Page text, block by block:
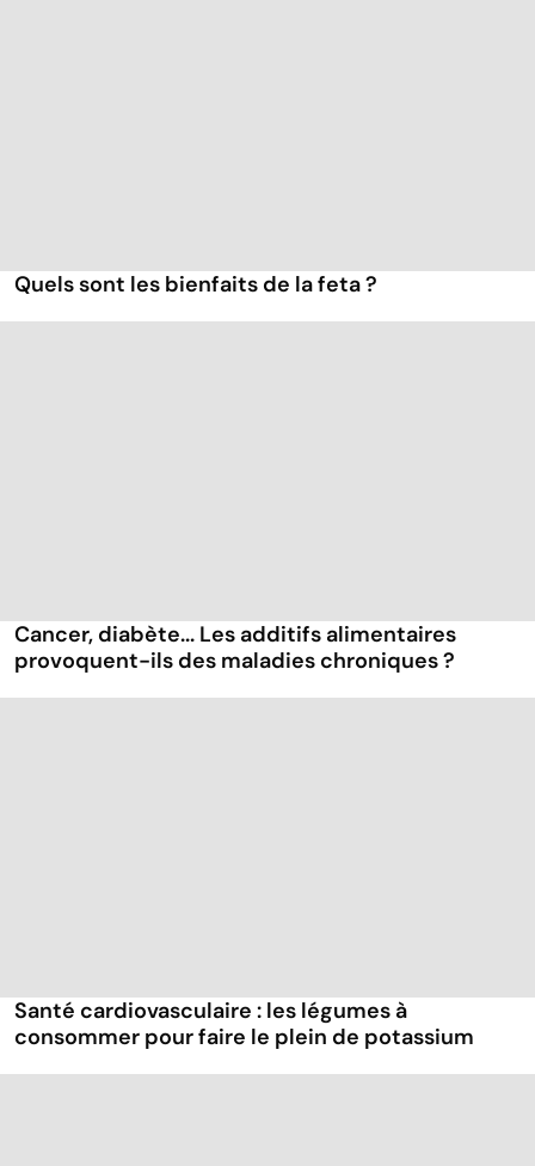
Quels sont les bienfaits de la feta ?
Cancer, diabète... Les additifs alimentaires
provoquent-ils des maladies chroniques ?
Santé cardiovasculaire : les légumes à
consommer pour faire le plein de potassium